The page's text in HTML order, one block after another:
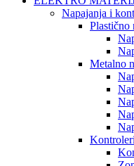
Napajanja i
Plastično
Metalno